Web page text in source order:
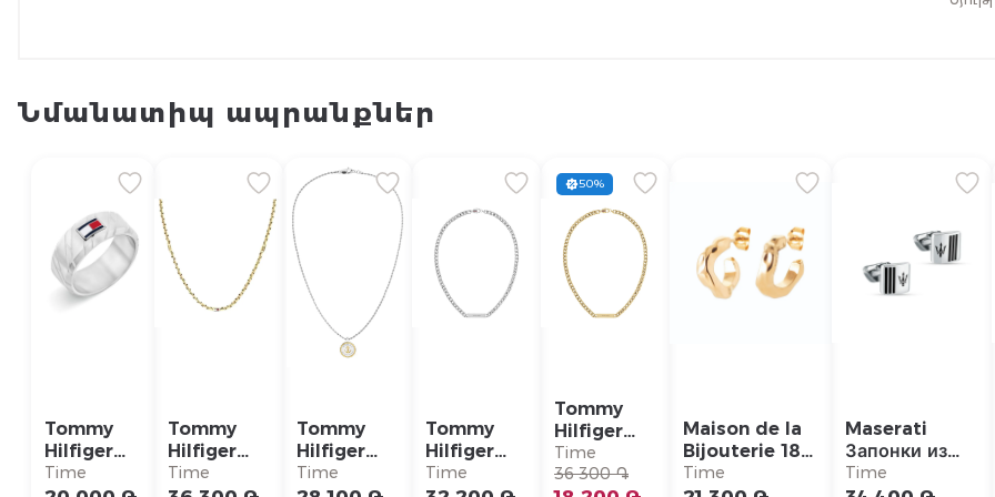
Նմանատիպ ապրանքներ
Tommy
Hilfiger
Кольцо/
Time
Tommy
Hilfiger
Ожерелье/
Time
Tommy
Hilfiger
Ожерелье/
Time
Tommy
Hilfiger
Ожерелье/
Time
50%
Tommy
Hilfiger
Ожерелье/
2790578
Time
36 300 ֏
Maison de la
Bijouterie 18K
Позолоченный
Time
Maserati
Запонки из
нержавеющей
Time